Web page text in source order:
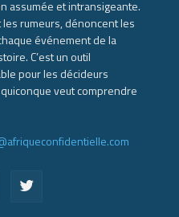
assumée et intransigeante.
rumeurs, dénoncent les
événement de la
C’est un outil
pour les décideurs
veut comprendre